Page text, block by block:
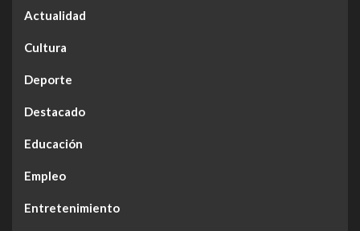
Actualidad
Cultura
Deporte
Destacado
Educación
Empleo
Entretenimiento